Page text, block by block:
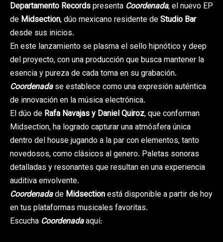
Departamento Recordspresenta Coordenada, el nuevo EP
de Midsection, dúo mexicano residente deStudio Bar
desde sus inicios.
En este lanzamiento se plasma el sello hipnótico y deep
del proyecto, con una producción que busca mantener la
esencia y pureza de cada toma en su grabación.
Coordenadase establece como una expresión auténtica
de innovación en la música electrónica.
El dúo de Rafa Navajas y Daniel Quiroz, que conforman
Midsection, ha logrado capturar una atmósfera única
dentro del house jugando a la par con elementos, tanto
novedosos, como clásicos al genero. Paletas sonoras
detalladas y resonantes que resultan en una experiencia
auditiva envolvente.
Coordenadade Midsectionestá disponible a partir de hoy
en tus plataformas musicales favoritas.
Escucha Coordenadaaquí: